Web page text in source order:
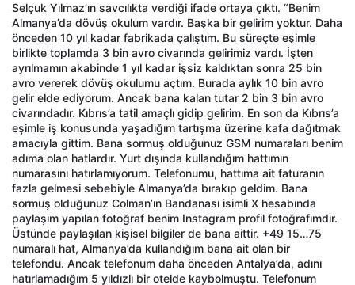
Selçuk Yılmaz’ın savcılıkta verdiği ifade ortaya çıktı. “Benim
Almanya’da dövüş okulum vardır. Başka bir gelirim yoktur. Daha
önceden 10 yıl kadar fabrikada çalıştım. Bu süreçte eşimle
birlikte toplamda 3 bin avro civarında gelirimiz vardı. İşten
ayrılmamın akabinde 1 yıl kadar işsiz kaldıktan sonra 25 bin
avro vererek dövüş okulumu açtım. Burada aylık 10 bin avro
gelir elde ediyorum. Ancak bana kalan tutar 2 bin 3 bin avro
civarındadır. Kıbrıs’a tatil amaçlı gidip gelirim. En son da Kıbrıs’a
eşimle iş konusunda yaşadığım tartışma üzerine kafa dağıtmak
amacıyla gittim. Bana sormuş olduğunuz GSM numaraları benim
adıma olan hatlardır. Yurt dışında kullandığım hattımın
numarasını hatırlamıyorum. Telefonumu, hattıma ait faturanın
fazla gelmesi sebebiyle Almanya’da bırakıp geldim. Bana
sormuş olduğunuz Colman’ın Bandanası isimli X hesabında
paylaşım yapılan fotoğraf benim Instagram profil fotoğrafımdır.
Üstünde paylaşılan kişisel bilgiler de bana aittir. +49 15…75
numaralı hat, Almanya’da kullandığım bana ait olan bir
telefondu. Ancak telefonum daha önceden Antalya’da, adını
hatırlamadığım 5 yıldızlı bir otelde kaybolmuştu. Telefonum